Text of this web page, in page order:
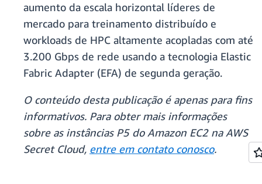
aumento da escala horizontal líderes de
mercado para treinamento distribuído e
workloads de HPC altamente acopladas com até
3.200 Gbps de rede usando a tecnologia Elastic
Fabric Adapter (EFA) de segunda geração.
O conteúdo desta publicação é apenas para fins
informativos. Para obter mais informações
sobre as instâncias P5 do Amazon EC2 na AWS
Secret Cloud, entre em contato conosco.